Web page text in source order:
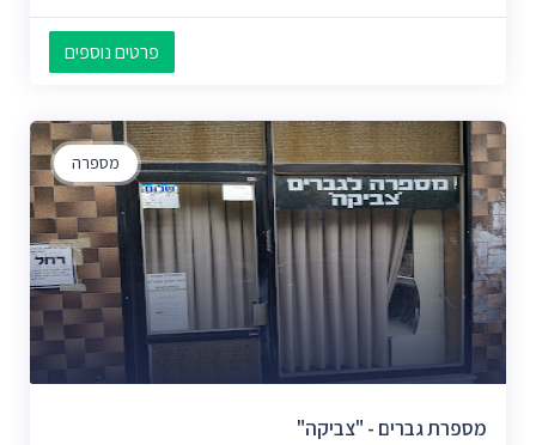
פרטים נוספים
מספרה
מספרת גברים - "צביקה"